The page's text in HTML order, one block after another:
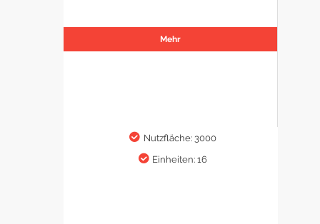
Mehr
Nutzfläche: 3000
Einheiten: 16